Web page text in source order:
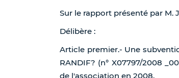
Sur le rapport présenté par M.
Délibère :
Article premier.- Une
RANDIF? (n° X07797/2008
de l'association en 2008.